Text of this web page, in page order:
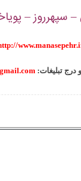
–
درج تبلیغات